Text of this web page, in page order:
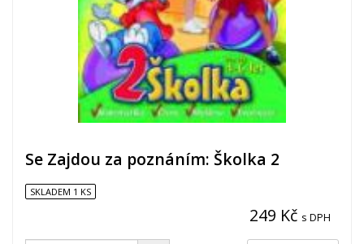
Se Zajdou za poznáním: Školka 2
SKLADEM 1 KS
249 Kč s DPH